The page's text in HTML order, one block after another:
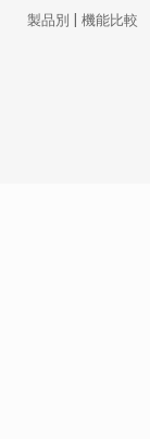
製品別 | 機能比較